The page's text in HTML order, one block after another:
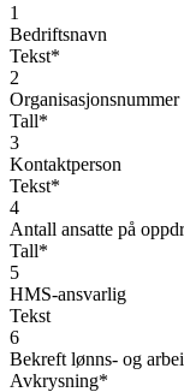
1
Bedriftsnavn
Tekst*
2
Organisasjonsnummer
Tall*
3
Kontaktperson
Tekst*
4
Antall ansatte på
Tall*
5
HMS-ansvarlig
Tekst
6
Bekreft lønns- og
Avkrysning*